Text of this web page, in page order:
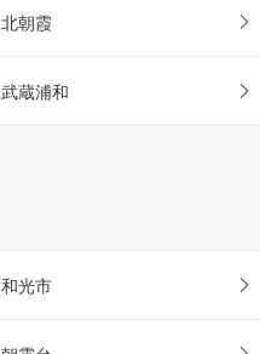
北朝霞
武蔵浦和
和光市